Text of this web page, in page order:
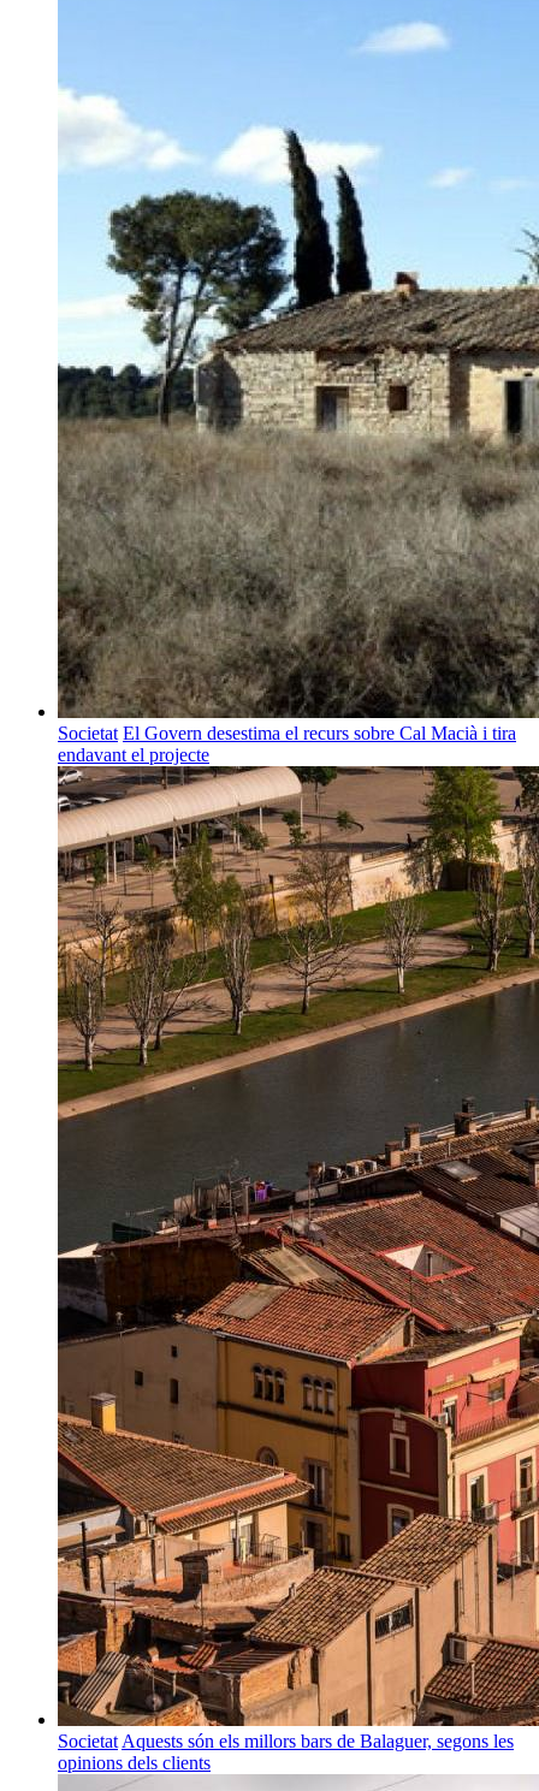
Societat El Govern desestima el recurs sobre Cal Macià i tira
endavant el projecte
Societat Aquests són els millors bars de Balaguer, segons les
opinions dels clients